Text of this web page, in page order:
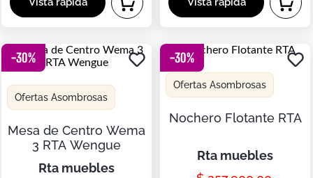
-30%
Ofertas Asombrosas
Mesa de Centro Wema
3 RTA Wengue
rta muebles
-30%
Ofertas Asombrosas
Nochero Flotante RTA
rta muebles